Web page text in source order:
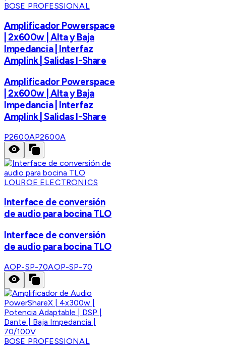
BOSE PROFESSIONAL
Amplificador Powerspace
| 2x600w | Alta y Baja
Impedancia | Interfaz
Amplink | Salidas I-Share
Amplificador Powerspace
| 2x600w | Alta y Baja
Impedancia | Interfaz
Amplink | Salidas I-Share
P2600AP2600A
LOUROE ELECTRONICS
Interface de conversión
de audio para bocina TLO
Interface de conversión
de audio para bocina TLO
AOP-SP-70AOP-SP-70
BOSE PROFESSIONAL